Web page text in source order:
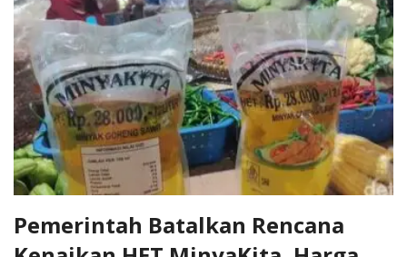
Pemerintah Batalkan Rencana